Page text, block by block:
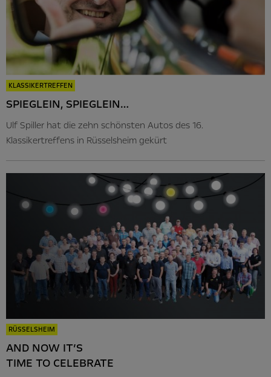
KLASSIKERTREFFEN
SPIEGLEIN, SPIEGLEIN…
Ulf Spiller hat die zehn schönsten Autos des 16.
Klassikertreffens in Rüsselsheim gekürt
RÜSSELSHEIM
AND NOW IT’S
TIME TO CELEBRATE